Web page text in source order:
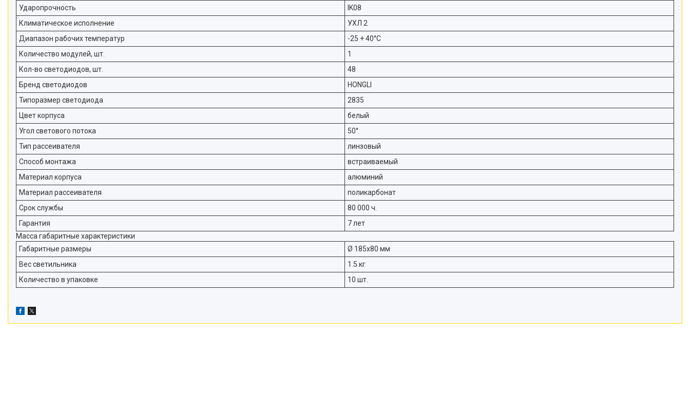
Ударопрочность
IK08
Климатическое исполнение
УХЛ 2
Диапазон рабочих температур
-25 + 40°C
Количество модулей, шт.
1
Кол-во светодиодов, шт.
48
Бренд светодиодов
HONGLI
Типоразмер светодиода
2835
Цвет корпуса
белый
Угол светового потока
50°
Тип рассеивателя
линзовый
Способ монтажа
встраиваемый
Материал корпуса
алюминий
Материал рассеивателя
поликарбонат
Срок службы
80 000 ч.
Гарантия
7 лет
Масса габаритные характеристики
Габаритные размеры
Ø 185х80 мм
Вес светильника
1.5 кг
Количество в упаковке
10 шт.